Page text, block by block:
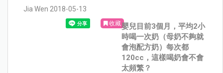
Jia Wen 2018-05-13
收藏嬰兒目前3個月，平均2小
時喝一次奶（母奶不夠就
會泡配方奶）每次都
120cc，這樣喝奶會不會
太頻繁？